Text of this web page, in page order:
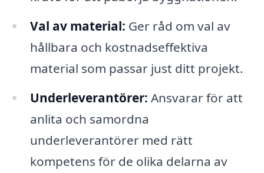
Val av material: Ger råd om val av
hållbara och kostnadseffektiva
material som passar just ditt projekt.
Underleverantörer: Ansvarar för att
anlita och samordna
underleverantörer med rätt
kompetens för de olika delarna av